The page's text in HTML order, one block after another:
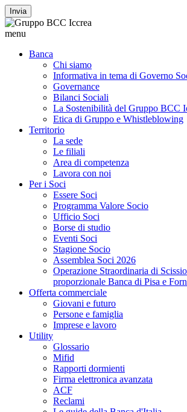
Invia
menu
Banca
Chi siamo
Informativa in tema di Governo
Governance
Bilanci Sociali
La Sostenibilità del Gruppo BCC
Etica di Gruppo e Whistleblowing
Territorio
La sede
Le filiali
Area di competenza
Lavora con noi
Per i Soci
Essere Soci
Programma Valore Socio
Ufficio Soci
Borse di studio
Eventi Soci
Stagione Socio
Assemblea Soci 2026
Operazione Straordinaria di
proporzionale Banca di Pisa e
Offerta commerciale
Giovani e futuro
Persone e famiglia
Imprese e lavoro
Utility
Glossario
Mifid
Rapporti dormienti
Firma elettronica avanzata
ACF
Reclami